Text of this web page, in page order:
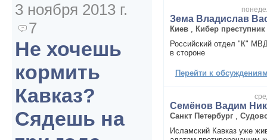
Зема Владислав
Киев
Кибер
Российский отдел "К"
в стороне
Перейти к
Семёнов Вадим
Санкт Петербург
Исламский Кавказ уже
3 ноября 2013 г.
7
Не хочешь
кормить
Кавказ?
Сядешь на